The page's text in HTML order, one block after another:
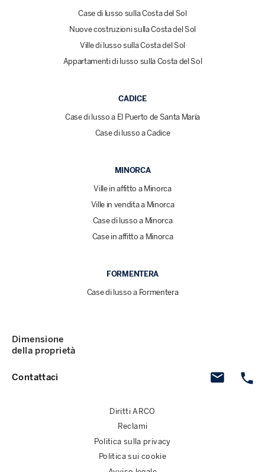
Case di lusso sulla Costa del Sol
Nuove costruzioni sulla Costa del Sol
Ville di lusso sulla Costa del Sol
Appartamenti di lusso sulla Costa del Sol
CADICE
Case di lusso a El Puerto de Santa María
Case di lusso a Cadice
MINORCA
Ville in affitto a Minorca
Ville in vendita a Minorca
Case di lusso a Minorca
Case in affitto a Minorca
FORMENTERA
Case di lusso a Formentera
Contattaci
Dimensione
della proprietà
Diritti ARCO
Reclami
Politica sulla privacy
Politica sui cookie